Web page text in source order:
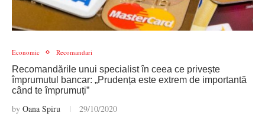
Economic Recomandari
Recomandările unui specialist în ceea ce privește
împrumutul bancar: „Prudența este extrem de importantă
când te împrumuți”
by Oana Spiru 29/10/2020